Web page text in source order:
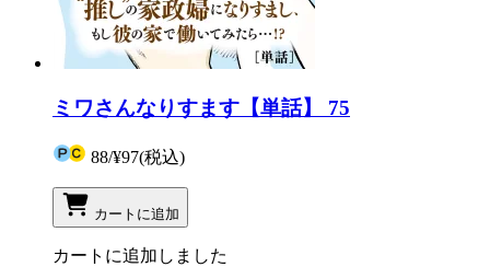
ミワさんなりすます【単話】 75
88/¥97(税込)
カートに追加
カートに追加しました